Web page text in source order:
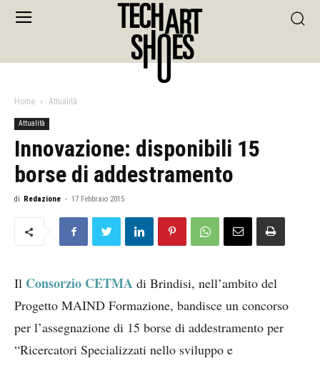
Home Attualità
Attualità
Innovazione: disponibili 15
borse di addestramento
di Redazione - 17 Febbraio 2015
Il Consorzio CETMA di Brindisi, nell’ambito del
Progetto MAIND Formazione, bandisce un concorso
per l’assegnazione di 15 borse di addestramento per
“Ricercatori Specializzati nello sviluppo e